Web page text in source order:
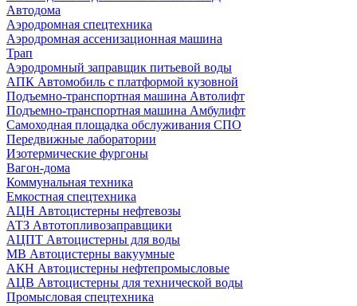
Автодома
Аэродромная спецтехника
Аэродромная ассенизационная машина
Трап
Аэродромный заправщик питьевой воды
АПК Автомобиль с платформой кузовной
Подъемно-транспортная машина Автолифт
Подъемно-транспортная машина Амбулифт
Самоходная площадка обслуживания СПО
Передвижные лаборатории
Изотермические фургоны
Вагон-дома
Коммунальная техника
Емкостная спецтехника
АЦН Автоцистерны нефтевозы
АТЗ Автотопливозаправщики
АЦПТ Автоцистерны для воды
МВ Автоцистерны вакуумные
АКН Автоцистерны нефтепромысловые
АЦВ Автоцистерны для технической воды
Промысловая спецтехника